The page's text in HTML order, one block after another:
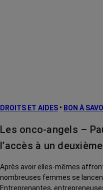
Traitements
La vie autour
DROITS ET AIDES • BON À
Les onco-angels –
l’accès à un
Après avoir elles-mêmes
nombreuses femmes se
Entreprenantes,